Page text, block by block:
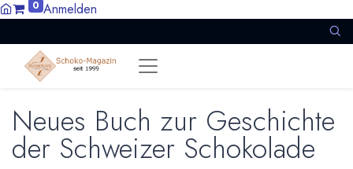
0 Anmelden
Neues Buch zur Geschichte
der Schweizer Schokolade